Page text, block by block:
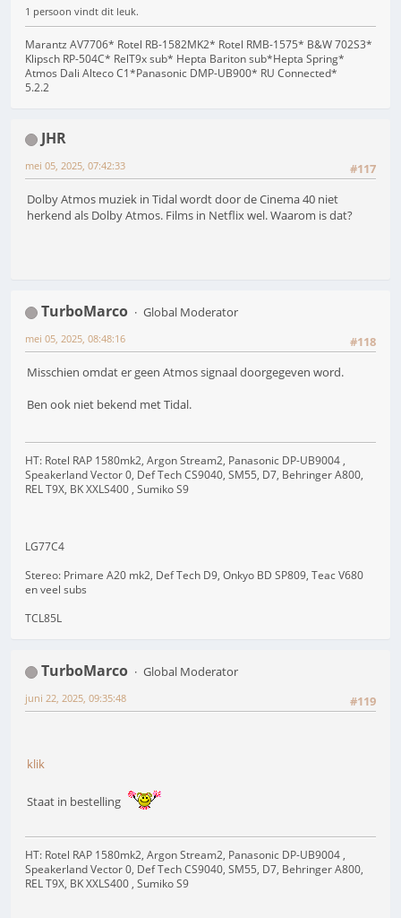
1 persoon vindt dit leuk.
Marantz AV7706* Rotel RB-1582MK2* Rotel RMB-1575* B&W 702S3*
Klipsch RP-504C* RelT9x sub* Hepta Bariton sub*Hepta Spring*
Atmos Dali Alteco C1*Panasonic DMP-UB900* RU Connected*
5.2.2
JHR
#117
mei 05, 2025, 07:42:33
Dolby Atmos muziek in Tidal wordt door de Cinema 40 niet
herkend als Dolby Atmos. Films in Netflix wel. Waarom is dat?
TurboMarco
Global Moderator
#118
mei 05, 2025, 08:48:16
Misschien omdat er geen Atmos signaal doorgegeven word.
Ben ook niet bekend met Tidal.
HT: Rotel RAP 1580mk2, Argon Stream2, Panasonic DP-UB9004 ,
Speakerland Vector 0, Def Tech CS9040, SM55, D7, Behringer A800,
REL T9X, BK XXLS400 , Sumiko S9
LG77C4
Stereo: Primare A20 mk2, Def Tech D9, Onkyo BD SP809, Teac V680
en veel subs
TCL85L
TurboMarco
Global Moderator
#119
juni 22, 2025, 09:35:48
klik
Staat in bestelling
HT: Rotel RAP 1580mk2, Argon Stream2, Panasonic DP-UB9004 ,
Speakerland Vector 0, Def Tech CS9040, SM55, D7, Behringer A800,
REL T9X, BK XXLS400 , Sumiko S9